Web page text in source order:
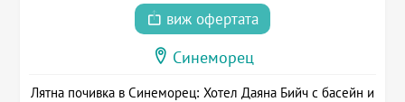
виж офертата
Синеморец
Лятна почивка в Синеморец: Хотел Даяна Бийч с басейн и